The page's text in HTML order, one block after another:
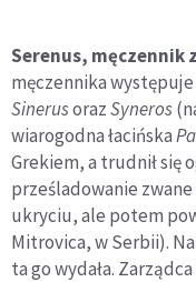
Serenus, męczennik
męczennika
SinerusorazSyneros
wiarogodna łacińska
Grekiem, a trudnił się
prześladowanie
ukryciu, ale potem
Mitrovica, w Serbii).
ta go wydała.